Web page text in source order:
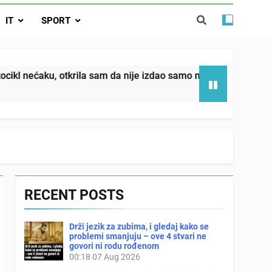
nije izdao samo našu kćer, nego je
već sutradan oženio ljubavnicom,
i da iza bolničkog stakla već čekaju
IT SPORT
sam da nije izdao samo našu kćer, nego je svojim
RECENT POSTS
Drži jezik za zubima, i gledaj kako se
problemi smanjuju – ove 4 stvari ne
govori ni rodu rođenom
00:18 07 Aug 2026